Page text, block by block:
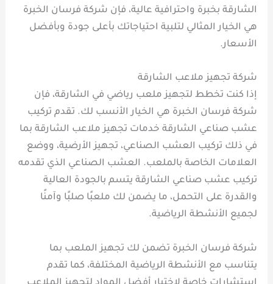
الشارقة بخبرة واحترافية عالية، فإن شركة فرسان الخبرة
هي الخيار المثالي لتلبية احتياجاتك بأعلى جودة وبأفضل
الأسعار.
شركة تجهيز ملاعب الشارقة
إذا كنت تخطط لتجهيز ملعب رياضي في الشارقة، فإن
شركة فرسان الخبرة هي الخيار الأنسب لك. تقدم تركيب
عشب صناعي الشارقة خدمات تجهيز ملاعب الشارقة بما
في ذلك تركيب العشب الصناعي، تجهيز الأرضية، ووضع
العلامات الخاصة بالملعب. العشب الصناعي الذي تقدمه
تركيب عشب صناعي الشارقة يتسم بالجودة العالية
والقدرة على التحمل، ما يضمن لك ملعبًا صلبًا وآمنًا
لجميع الأنشطة الرياضية.
شركة فرسان الخبرة تضمن لك تجهيز الملعب بما
يتناسب مع الأنشطة الرياضية المختلفة، كما تقدم